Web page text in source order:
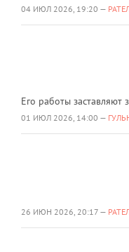
04 ИЮЛ 2026, 19:20 —
Его работы заставляют
01 ИЮЛ 2026, 14:00 —
26 ИЮН 2026, 20:17 —